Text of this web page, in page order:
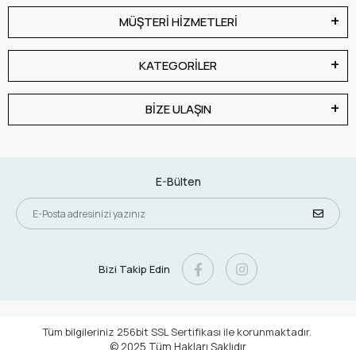
MÜŞTERİ HİZMETLERİ
KATEGORİLER
BİZE ULAŞIN
E-Bülten
Bizi Takip Edin
Tüm bilgileriniz 256bit SSL Sertifikası ile korunmaktadır.
© 2025 Tüm Hakları Saklıdır